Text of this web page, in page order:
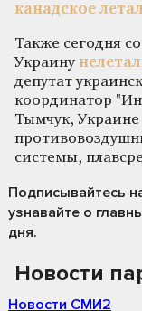
канадское
Также сегодня
Украину
депутат
координатор
Тымчук, Украине
системы,
Подписывайтесь
узнавайте о
дня.
Новости
Новости СМИ2